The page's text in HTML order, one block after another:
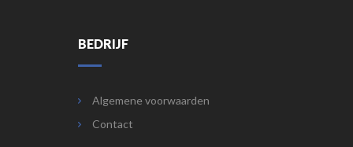
BEDRIJF
Algemene voorwaarden
Contact